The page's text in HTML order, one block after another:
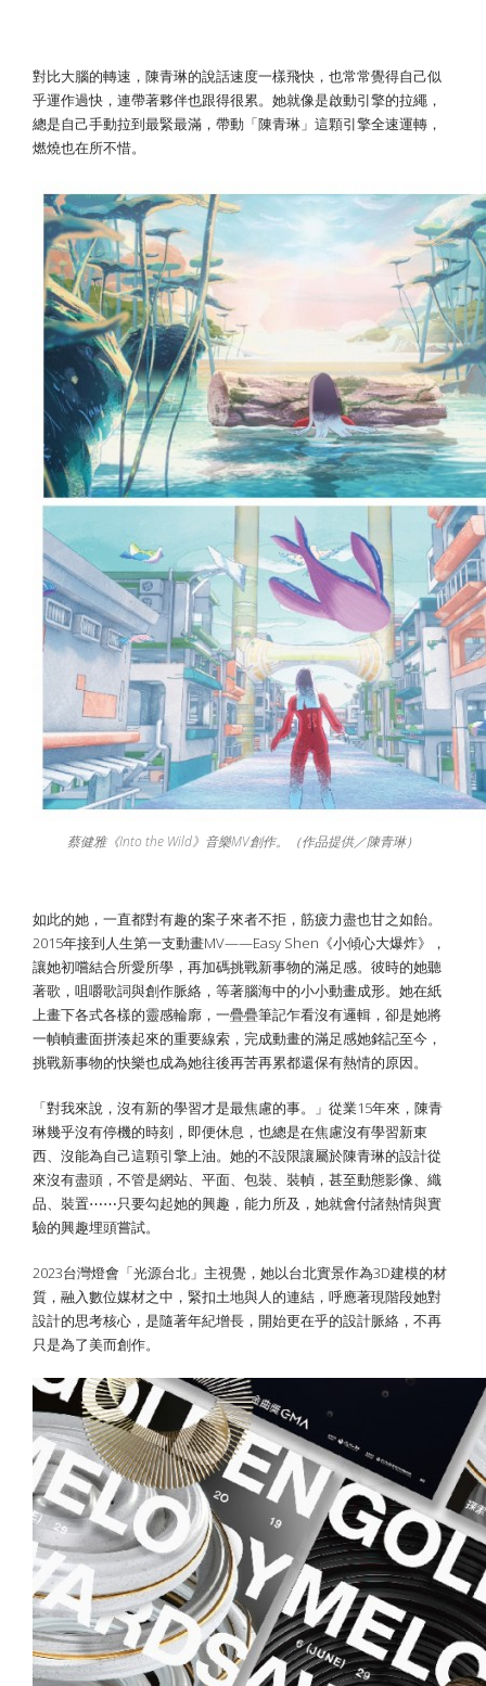
對比大腦的轉速，陳青琳的說話速度一樣飛快，也常常覺得自己似
乎運作過快，連帶著夥伴也跟得很累。她就像是啟動引擎的拉繩，
總是自己手動拉到最緊最滿，帶動「陳青琳」這顆引擎全速運轉，
燃燒也在所不惜。
蔡健雅《Into the Wild》音樂MV創作。（作品提供／陳青琳）
如此的她，一直都對有趣的案子來者不拒，筋疲力盡也甘之如飴。
2015年接到人生第一支動畫MV——Easy Shen《小傾心大爆炸》，
讓她初嚐結合所愛所學，再加碼挑戰新事物的滿足感。彼時的她聽
著歌，咀嚼歌詞與創作脈絡，等著腦海中的小小動畫成形。她在紙
上畫下各式各樣的靈感輪廓，一疊疊筆記乍看沒有邏輯，卻是她將
一幀幀畫面拼湊起來的重要線索，完成動畫的滿足感她銘記至今，
挑戰新事物的快樂也成為她往後再苦再累都還保有熱情的原因。
「對我來說，沒有新的學習才是最焦慮的事。」從業15年來，陳青
琳幾乎沒有停機的時刻，即便休息，也總是在焦慮沒有學習新東
西、沒能為自己這顆引擎上油。她的不設限讓屬於陳青琳的設計從
來沒有盡頭，不管是網站、平面、包裝、裝幀，甚至動態影像、織
品、裝置⋯⋯只要勾起她的興趣，能力所及，她就會付諸熱情與實
驗的興趣埋頭嘗試。
2023台灣燈會「光源台北」主視覺，她以台北實景作為3D建模的材
質，融入數位媒材之中，緊扣土地與人的連結，呼應著現階段她對
設計的思考核心，是隨著年紀增長，開始更在乎的設計脈絡，不再
只是為了美而創作。